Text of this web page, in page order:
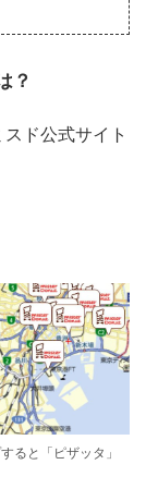
？
ド公式サイト
ると「ピザッタ」